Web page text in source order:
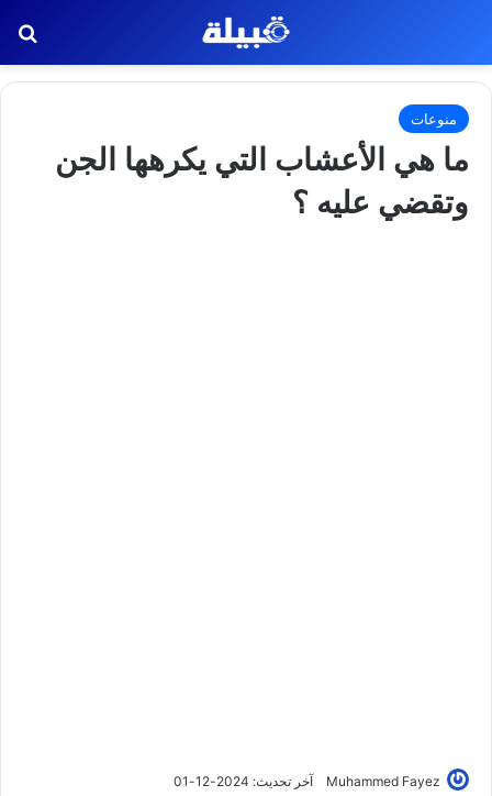
منوعات
ما هي الأعشاب التي يكرهها الجن
وتقضي عليه ؟
Muhammed Fayez آخر تحديث: 2024-12-01